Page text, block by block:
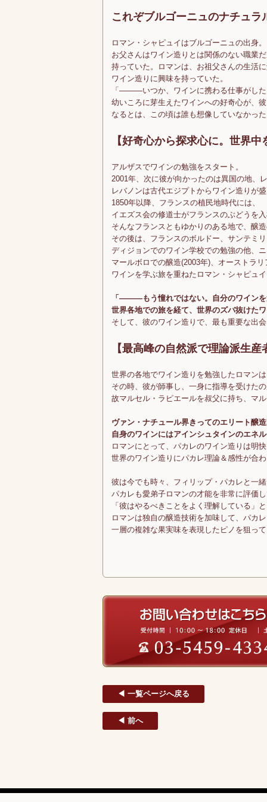
これぞブルゴーニュのナチュラ
ロマン・シャピュイはブルゴーニュの出身。
お父さんはワイン造りとは関係のない職業
持っていた。ロマンは、お祖父さんの生活
ワイン造りに興味を持っていた。
「―――いつか、ワインに携わる仕事がし
幼いころに芽生えたワインへの好奇心が、
なるとは、この頃は誰も想像していなかっ
【好奇心から探求心に。世界
アルザスでワインの勉強をスタート。
2001年、次に彼が向かったのは異国の地、
レバノンは古代エジプトからワイン造りが
1850年以降、フランスの植民地時代には、
イエズス会の修道士がフランスのぶどうを
そんなフランスともゆかりのある地で、醸
その後は、フランスのボルドー、サンテミ
ディジョンでのワイン学校での勉強の他、
マールボロでの醸造(2003年)、オーストラ
ワインを学ぶ旅を重ねたロマン・シャピュ
「―――もう憧れではない。自分のワイン
世界各地での旅を経て、世界のズバ抜けた
そして、彼のワイン造りで、最も重要な出
【最高峰の自然派で理論派生
世界の各地でワイン造りを勉強したロマン
その時、彼が師事し、一身に指導を受けた
故マルセル・ラピエールを叔父に持ち、マ
ヴァン・ナチュール界きってのエリート醸
自身のワインにはアインシュタインのエネ
ロマンにとって、パカレのワイン造りは明
世界のワイン造りにパカレ理論＆感性が合
彼は今でも時々、フィリップ・パカレと一
パカレも愛弟子ロマンの才能を非常に評価
「彼はやるべきことをよく理解している」
ロマンは独自の醸造技術を加味して、パカ
一層の複雑な果実味を表現したピノを狙っ
◀ 一覧ページへ戻る
◀ 前へ